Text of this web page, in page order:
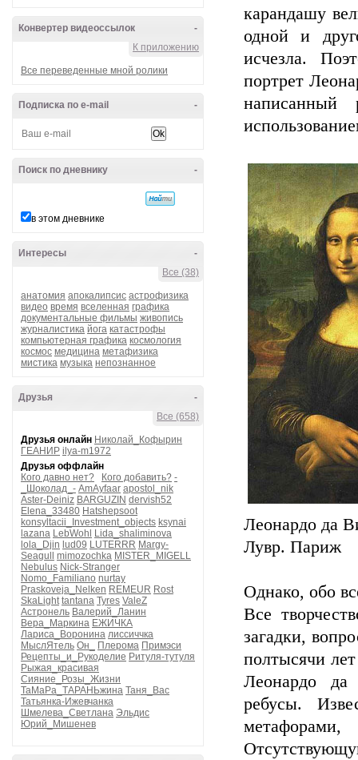
-
Конвертер видеоссылок
К приложению
Все переведенные мной ролики
-
Подписка по e-mail
-
Поиск по дневнику
в этом дневнике
-
Интересы
Все (38)
анатомия апокалипсис астрофизика
видео время вселенная графика
документальные фильмы живопись
журналистика йога катастрофы
компьютерная графика космология
космос медицина метафизика
мистика музыка непознанное
-
Друзья
Все (658)
Друзья онлайн Николай_Кофырин
ГЕАНИР ilya-m1972
Друзья оффлайн
Кого давно нет?
Кого добавить? -
_Шоколад_- AmAyfaar apostol_nik
Aster-Deiniz BARGUZIN dervish52
Elena_33480 Hatshepsoot
konsyltacii_Investment_objects ksynai
lazana LebWohl
Lida_shaliminova
lola_Djin lud09 LUTERRR Margy-
Seagull
mimozochka MISTER_MIGELL
Nebulus Nick-Stranger
Nomo_Familiano nurtay
Praskoveja_Nelken REMEUR Rost
SkaLight tantana Tyres ValeZ
Астронель Валерий_Ланин
Вера_Маркина ЕЖИЧКА
Лариса_Воронина лиссиччка
МыслЯтель Он_ Плерома Примэси
Рецепты_и_Рукоделие Ритуля-тутуля
Рыжая_красивая
Сияние_Розы_Жизни
ТаМаРа_ТАРАНЬжина Таня_Вас
Татьянка-Ижевчанка
Шмелева_Светлана Эльдис
Юрий_Мишенев
карандашу
одной и
исчезла.
портрет
Леонардо да
Лувр. Париж
Однако, обо
Все
загадки,
полтысячи
Леонардо
ребусы.
метафорами,